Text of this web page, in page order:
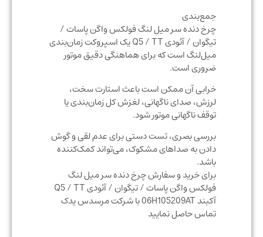
جمع‌بندی
چرخ دنده سر میل لنگ فولکس واگن پاسات /
تیگوان / آئودی Q5 / TT یک اسپروکت زمان‌بندی
میل‌لنگ است که برای هماهنگی دقیق موتور
ضروری است.
خرابی آن ممکن است باعث استارت سخت،
لرزش، صدای ناگهانی، لغزش کل زمان‌بندی یا
توقف ناگهانی موتور شود.
بررسی بصری، تست دستی برای عدم لقی و گوش
دادن به صداهای مشکوک، می‌تواند کمک‌کننده
برای خرید و سفارش چرخ دنده سر میل لنگ
فولکس واگن پاسات / تیگوان / آئودی Q5 / TT
آکبند 06H105209AT با شرکت مرسدس یدک
تماس حاصل نمایید